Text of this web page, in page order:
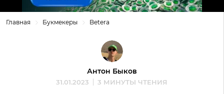
Главная Букмекеры Betera
Антон Быков
31.01.2023 3 МИНУТЫ ЧТЕНИЯ